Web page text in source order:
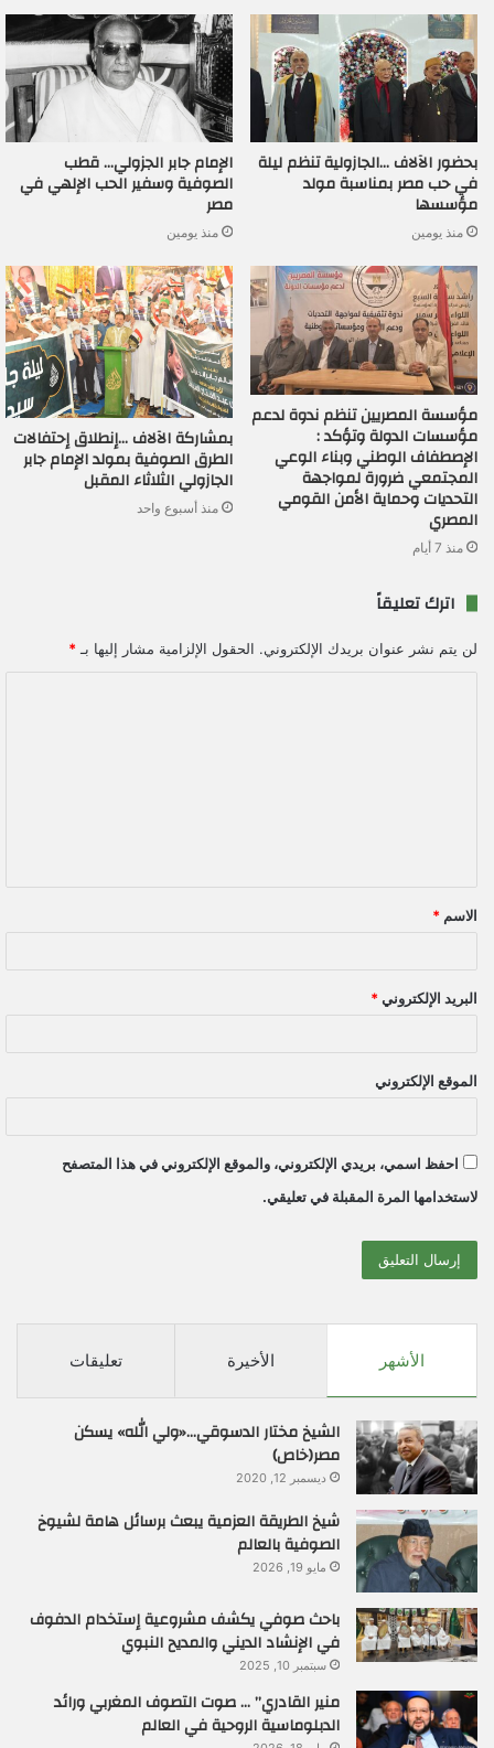
بحضور الآلاف …الجازولية تنظم ليلة
في حب مصر بمناسبة مولد
مؤسسها
منذ يومين
الإمام جابر الجزولي… قطب
الصوفية وسفير الحب الإلهي في
مصر
منذ يومين
مؤسسة المصريين تنظم ندوة لدعم
مؤسسات الدولة وتؤكد :
الإصطفاف الوطني وبناء الوعي
المجتمعي ضرورة لمواجهة
التحديات وحماية الأمن القومي
المصري
منذ 7 أيام
بمشاركة الآلاف …إنطلاق إحتفالات
الطرق الصوفية بمولد الإمام جابر
الجازولي الثلاثاء المقبل
منذ أسبوع واحد
اترك تعليقاً
لن يتم نشر عنوان بريدك الإلكتروني. الحقول الإلزامية مشار إليها بـ *
ق
*
الاسم *
البريد الإلكتروني *
الموقع الإلكتروني
احفظ اسمي، بريدي الإلكتروني، والموقع الإلكتروني في هذا المتصفح
لاستخدامها المرة المقبلة في تعليقي.
الأشهر الأخيرة تعليقات
الشيخ مختار الدسوقي…«ولي الله» يسكن
مصر(خاص)
ديسمبر 12, 2020
شيخ الطريقة العزمية يبعث برسائل هامة لشيوخ
الصوفية بالعالم
مايو 19, 2026
باحث صوفي يكشف مشروعية إستخدام الدفوف
في الإنشاد الديني والمديح النبوي
سبتمبر 10, 2025
منير القادري” … صوت التصوف المغربي ورائد
الدبلوماسية الروحية في العالم